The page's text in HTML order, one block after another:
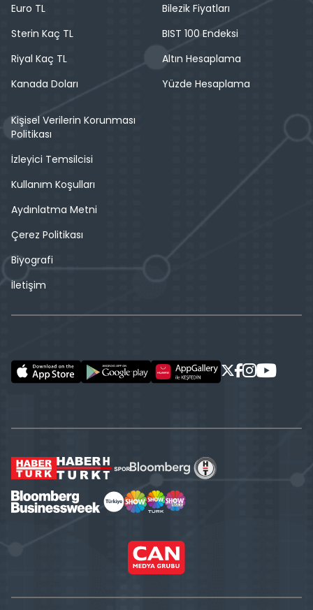
Euro TL
Sterin Kaç TL
Riyal Kaç TL
Kanada Doları
Bilezik Fiyatları
BIST 100 Endeksi
Altın Hesaplama
Yüzde Hesaplama
Kişisel Verilerin Korunması
Politikası
İzleyici Temsilcisi
Kullanım Koşulları
Aydınlatma Metni
Çerez Politikası
Biyografi
İletişim